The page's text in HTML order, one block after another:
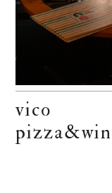
vico